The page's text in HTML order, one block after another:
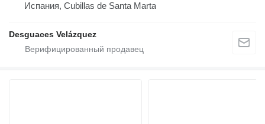
Испания, Cubillas de Santa Marta
Desguaces Velázquez